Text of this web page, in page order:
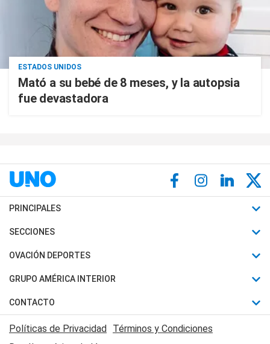
ESTADOS UNIDOS
Mató a su bebé de 8 meses, y la autopsia
fue devastadora
PRINCIPALES
Últimas Noticias
Política
Judiciales
Economia
SECCIONES
Horóscopo
Motores
Trucos caseros
Series y Películas
OVACIÓN DEPORTES
Fútbol
Mundial
Automovilismo
Rugby
GRUPO AMÉRICA INTERIOR
Canal 7 en Vivo
CONTACTO
Acerca de Nosotros
Políticas de Privacidad Términos y Condiciones